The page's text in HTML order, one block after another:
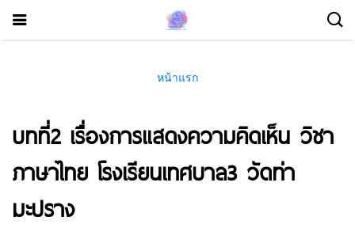
หน้าแรก
บทที่2 เรื่องการแสดงความคิดเห็น วิชา
ภาษาไทย โรงเรียนเทศบาล3 วัดท่า
มะปราง